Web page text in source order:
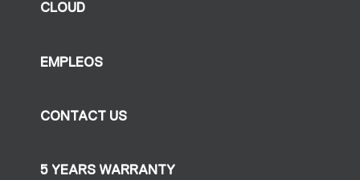
CLOUD
EMPLEOS
CONTACT US
5 YEARS WARRANTY